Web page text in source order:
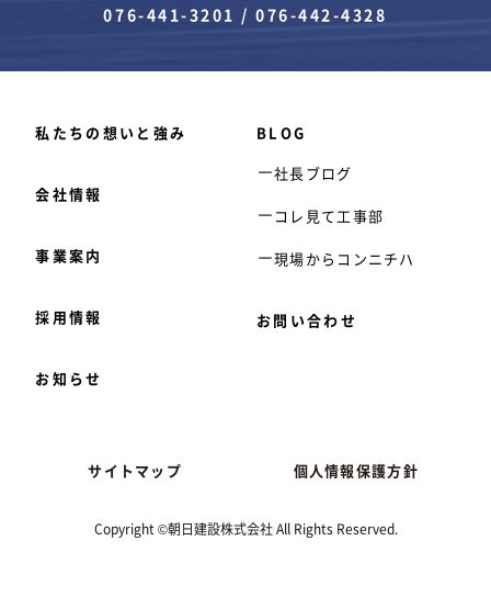
076-441-3201 /076-442-4328
私たちの想いと強み
会社情報
事業案内
採用情報
お知らせ
BLOG
社長ブログ
コレ見て工事部
現場からコンニチハ
お問い合わせ
Copyright ©朝日建設株式会社 All Rights Reserved.
サイトマップ 個人情報保護方針